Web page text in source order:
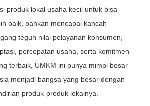
produk lokal usaha kecil untuk bisa
baik, bahkan mencapai kancah
teguh nilai pelayanan konsumen,
percepatan usaha, serta komitmen
terbaik, UMKM ini punya mimpi besar
menjadi bangsa yang besar dengan
produk-produk lokalnya.